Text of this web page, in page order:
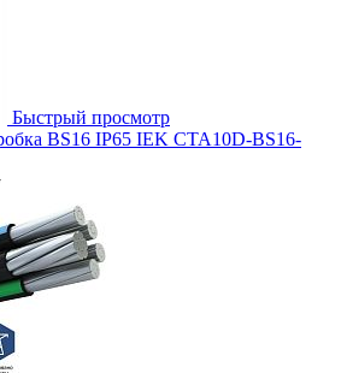
Быстрый просмотр
BS16 IP65 IEK CTA10D-BS16-